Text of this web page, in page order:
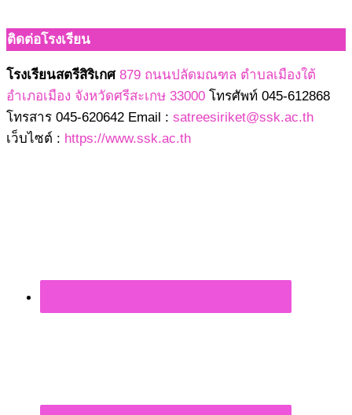
ติดต่อโรงเรียน
โรงเรียนสตรีสิริเกศ 879 ถนนปลัดมณฑล ตำบลเมืองใต้
อำเภอเมือง จังหวัดศรีสะเกษ 33000 โทรศัพท์ 045-612868
โทรสาร 045-620642 Email : satreesiriket@ssk.ac.th
เว็บไซต์ : https://www.ssk.ac.th